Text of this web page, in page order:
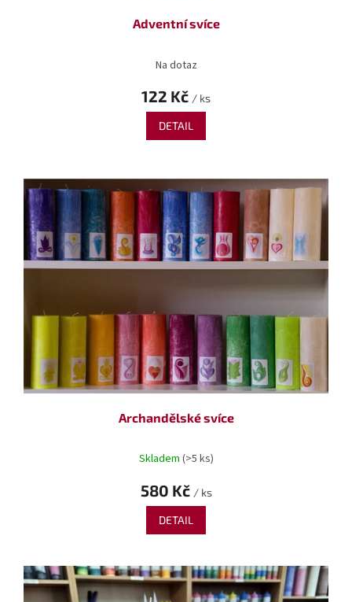
Adventní svíce
Na dotaz
122 Kč / ks
DETAIL
Archandělské svíce
Skladem (>5 ks)
580 Kč / ks
DETAIL